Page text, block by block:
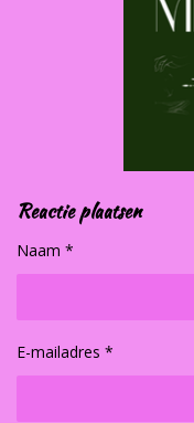
Reactie plaatsen
Naam *
E-mailadres *